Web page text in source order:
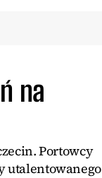
na
Portowcy
utalentowanego